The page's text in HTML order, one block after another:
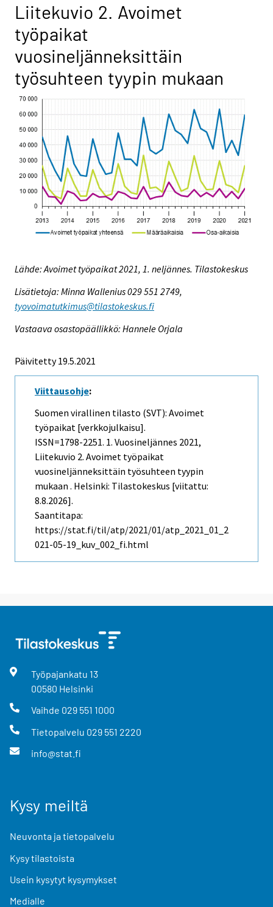
Liitekuvio 2. Avoimet
työpaikat
vuosineljänneksittäin
työsuhteen tyypin mukaan
Lähde: Avoimet työpaikat 2021, 1. neljännes. Tilastokeskus
Lisätietoja: Minna Wallenius 029 551 2749,
tyovoimatutkimus@tilastokeskus.fi
Vastaava osastopäällikkö: Hannele Orjala
Päivitetty 19.5.2021
Viittausohje:
Suomen virallinen tilasto (SVT): Avoimet
työpaikat [verkkojulkaisu].
ISSN=1798-2251. 1. Vuosineljännes 2021,
Liitekuvio 2. Avoimet työpaikat
vuosineljänneksittäin työsuhteen tyypin
mukaan . Helsinki: Tilastokeskus [viitattu:
8.8.2026].
Saantitapa:
https://stat.fi/til/atp/2021/01/atp_2021_01_2
021-05-19_kuv_002_fi.html
Työpajankatu 13
00580 Helsinki
Vaihde 029 551 1000
Tietopalvelu 029 551 2220
info@stat.fi
Kysy meiltä
Neuvonta ja tietopalvelu
Kysy tilastoista
Usein kysytyt kysymykset
Medialle